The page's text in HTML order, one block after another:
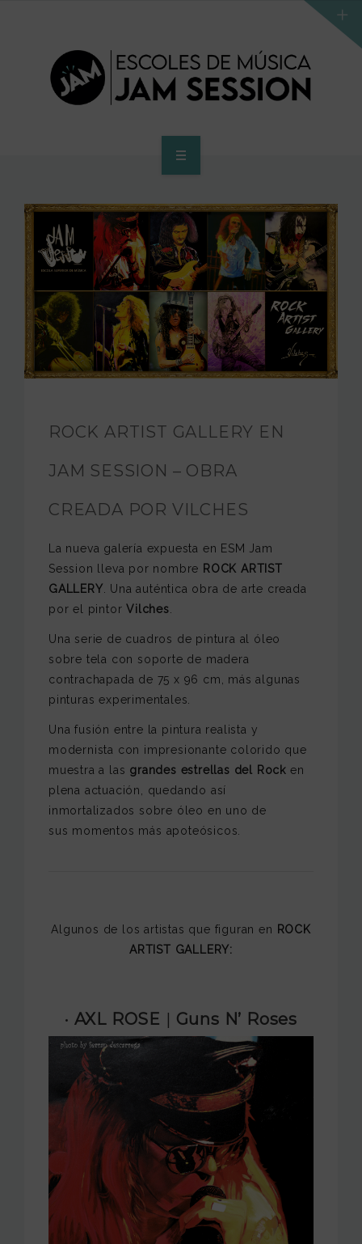
ESCUELA
PROGRAMA DE ACCESO AL SUPERIOR
CENTRO SUPERIOR
FUNDACIÓN JAM
CONTACTO
ROCK ARTIST GALLERY EN
JAM SESSION – OBRA
CREADA POR VILCHES
La nueva galería expuesta en ESM Jam
Session lleva por nombre ROCK ARTIST
GALLERY . Una auténtica obra de arte creada
por el pintorVilches
Una serie de cuadros de pintura al óleo
sobre tela con soporte de madera
contrachapada de 75 x 96 cm, más algunas
pinturas experimentales.
Una fusión entre la pintura realista y
modernista con impresionante colorido que
muestra a
las grandes estrellas del Rock en
plena actuación, quedando así
inmortalizados sobre óleo en uno de
sus momentos más apoteósicos.
Algunos de los artistas que figuran en ROCK
ARTIST GALLERY:
· AXL ROSE | Guns N’ Roses